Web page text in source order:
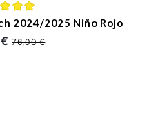
2024/2025 Niño Rojo
€76,00 €